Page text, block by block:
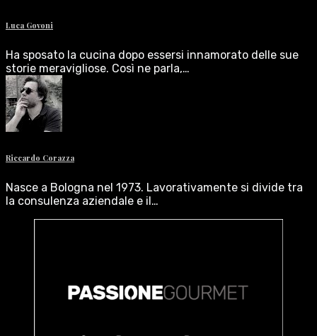
Luca Govoni
Ha sposato la cucina dopo essersi innamorato delle sue
storie meravigliose. Così ne parla,…
Riccardo Corazza
Nasce a Bologna nel 1973. Lavorativamente si divide tra
la consulenza aziendale e il…